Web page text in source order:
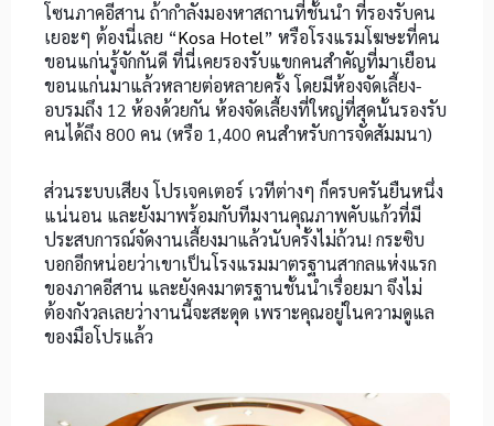
โซนภาคอีสาน ถ้ากำลังมองหาสถานที่ชั้นนำ ที่รองรับคน
เยอะๆ ต้องนี่เลย “Kosa Hotel” หรือโรงแรมโฆษะที่คน
ขอนแก่นรู้จักกันดี ที่นี่เคยรองรับแขกคนสำคัญที่มาเยือน
ขอนแก่นมาแล้วหลายต่อหลายครั้ง โดยมีห้องจัดเลี้ยง-
อบรมถึง 12 ห้องด้วยกัน ห้องจัดเลี้ยงที่ใหญ่ที่สุดนั้นรองรับ
คนได้ถึง 800 คน (หรือ 1,400 คนสำหรับการจัดสัมมนา)
ส่วนระบบเสียง โปรเจคเตอร์ เวทีต่างๆ ก็ครบครันยืนหนึ่ง
แน่นอน และยังมาพร้อมกับทีมงานคุณภาพคับแก้วที่มี
ประสบการณ์จัดงานเลี้ยงมาแล้วนับครั้งไม่ถ้วน! กระซิบ
บอกอีกหน่อยว่าเขาเป็นโรงแรมมาตรฐานสากลแห่งแรก
ของภาคอีสาน และยังคงมาตรฐานชั้นนำเรื่อยมา จึงไม่
ต้องกังวลเลยว่างานนี้จะสะดุด เพราะคุณอยู่ในความดูแล
ของมือโปรแล้ว